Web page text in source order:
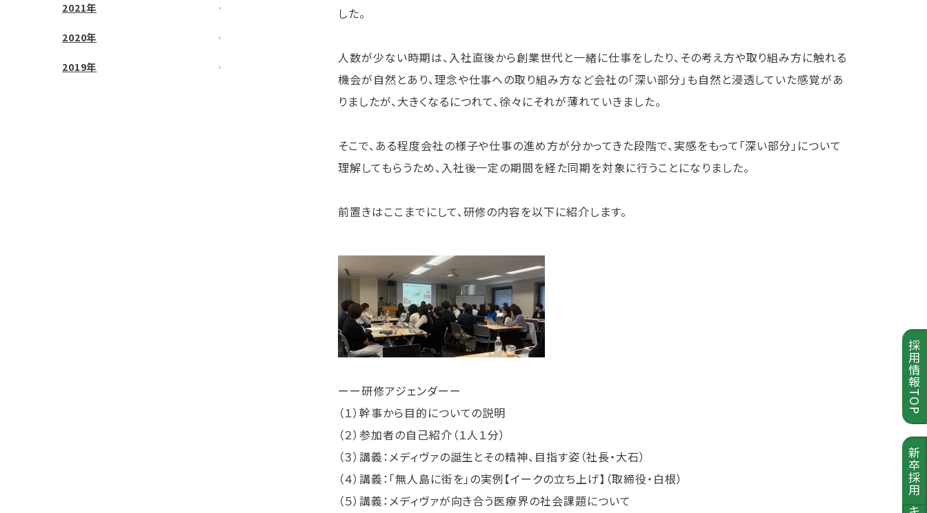
採用情報TOP
新卒採用
2021年
2020年
2019年
した。
人数が少ない時期は、入社直後から創業世代と一緒に仕事をしたり、その考え方や取り組み方に触れる
機会が自然とあり、理念や仕事への取り組み方など会社の「深い部分」も自然と浸透していた感覚があ
りましたが、大きくなるにつれて、徐々にそれが薄れていきました。
そこで、ある程度会社の様子や仕事の進め方が分かってきた段階で、実感をもって「深い部分」について
理解してもらうため、入社後一定の期間を経た同期を対象に行うことになりました。
前置きはここまでにして、研修の内容を以下に紹介します。
ーー研修アジェンダーー
（１）幹事から目的についての説明
（２）参加者の自己紹介（１人１分）
（３）講義：メディヴァの誕生とその精神、目指す姿（社長・大石）
（４）講義：「無人島に街を」の実例【イークの立ち上げ】（取締役・白根）
（５）講義：メディヴァが向き合う医療界の社会課題について